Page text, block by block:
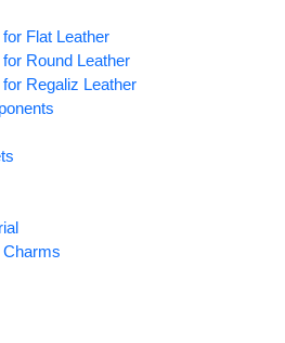
Flat Leather
Round Leather
Regaliz Leather
Charms